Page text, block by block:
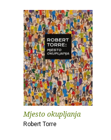
Mjesto okupljanja
Robert Torre